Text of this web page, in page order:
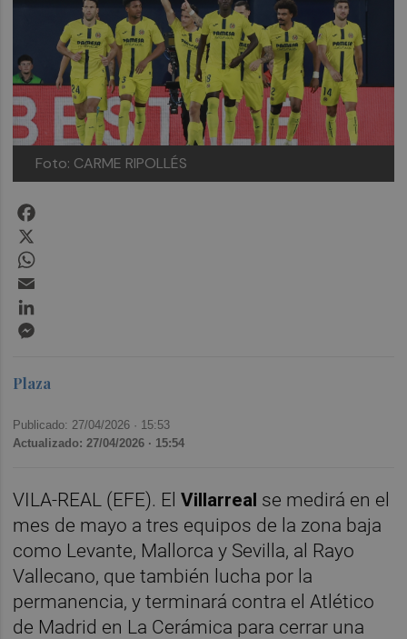
Foto: CARME RIPOLLÉS
Plaza
Publicado: 27/04/2026 · 15:53
Actualizado: 27/04/2026 · 15:54
VILA-REAL (EFE). ElVillarreal se medirá en el
mes de mayo a tres equipos de la zona baja
como Levante, Mallorca y Sevilla, al Rayo
Vallecano, que también lucha por la
permanencia, y terminará contra el Atlético
de Madrid en La Cerámica para cerrar una